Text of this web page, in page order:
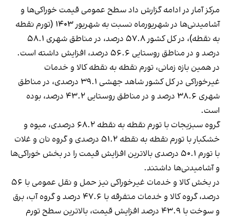
مرکز آمار در ادامه گزارش داد سطح عمومی قیمت خوراکی‌ها و
آشامیدنی‌ها در شهریورماه نسبت به شهریور ۱۴۰۳ (تورم نقطه
به نقطه)، در کل کشور ۵۷.۸ درصد، در مناطق شهری ۵۸.۱
درصد و در مناطق روستایی ۵۶.۶ درصد، افزایش داشته است.
در همین بازه زمانی، تورم نقطه به نقطه کالا و خدمات
غیرخوراکی در کل کشور شاهد جهشی ۳۹.۱ درصدی، در مناطق
شهری ۳۸.۶ درصد و در مناطق روستایی ۴۳.۲ درصد، بوده
است.
گروه سبزیجات با تورم نقطه به نقطه ۶۸.۲ درصدی، میوه و
خشکبار با تورم نقطه به نقطه ۵۱.۲ درصدی و گروه نان و غلات
با تورم ۵۰.۱ درصدی بالاترین افزایش قیمت را در بخش خوراکی‌ها
و آشامیدنی‌ها داشتند.
در بخش کالا و خدمات غیرخوراکی نیز حمل و نقل عمومی با ۵۶
درصد، گروه کالا و خدمات متفرقه با ۴۷.۶ درصد و گروه آب، برق
و سوخت با ۴۳.۹ درصد افزایش قیمت، بالاترین سطح تورم